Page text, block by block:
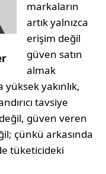
markaların
artık yalnızca
erişim değil
güven satın
almak
yakınlık,
tavsiye
güven veren
çünkü arkasında
tüketicideki